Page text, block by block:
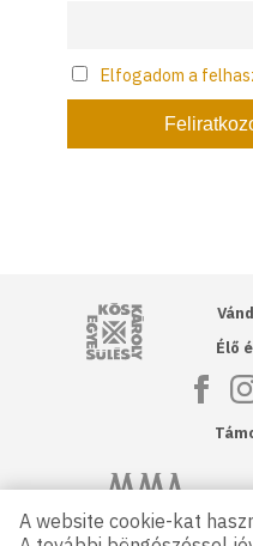
Elfogadom a
Kós Károly
Élő
Magyar Művészeti
A website cookie-kat